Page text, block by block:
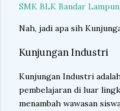
SMK BLK Bandar
Nah, jadi apa sih
Kunjungan Industri
Kunjungan Industri
pembelajaran di luar
menambah wawasan